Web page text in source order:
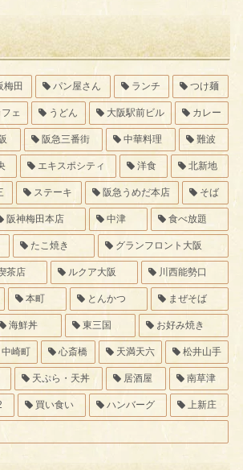
田 パン屋さん ランチ つけ麺
ェ うどん 大阪駅前ビル カレー
阪急三番街 中華料理 難波
エキスポシティ 洋食 北新地
ステーキ 阪急うめだ本店 そば
阪神梅田本店 中津 食べ放題
たこ焼き グランフロント大阪
茶店 ルクア大阪 川西能勢口
本町 とんかつ まぜそば
海鮮丼 東三国 お好み焼き
中崎町 心斎橋 天満天六 松井山手
天ぷら・天丼 居酒屋 南草津
買い食い ハンバーグ 上新庄